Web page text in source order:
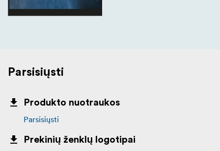
Parsisiųsti
Produkto nuotraukos
Parsisiųsti
Prekinių ženklų logotipai